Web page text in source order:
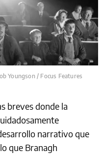
Youngson / Focus Features
breves donde la
narrativo que
que Branagh